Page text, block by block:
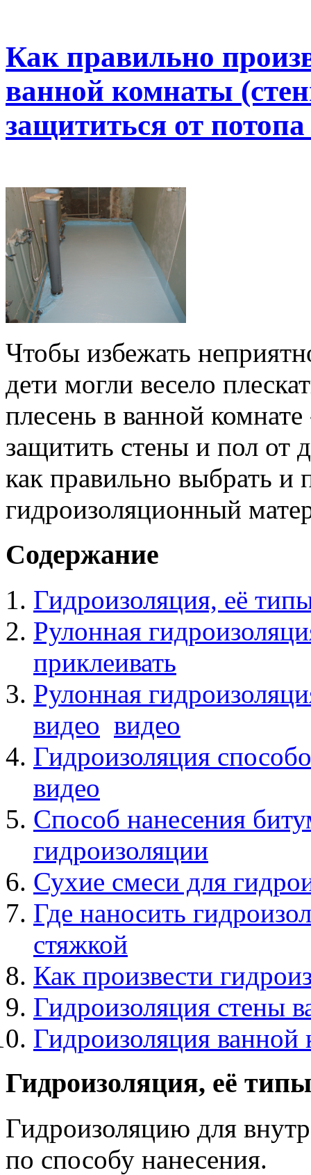
Как правильно
ванной комнаты
защититься от потопа
Чтобы избежать
дети могли весело
плесень в ванной
защитить стены и пол от
как правильно выбрать
гидроизоляционный
Содержание
Гидроизоляция, её
Рулонная
приклеивать
Рулонная
видео видео
Гидроизоляция
видео
Способ нанесения
гидроизоляции
Сухие смеси для
Где наносить
стяжкой
Как произвести
Гидроизоляция стены
Гидроизоляция ванной
Гидроизоляция, её
Гидроизоляцию для
по способу нанесения.